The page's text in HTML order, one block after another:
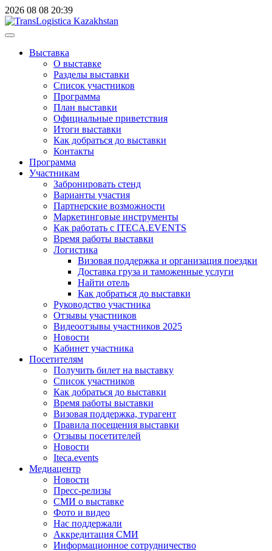
2026 08 08 20:39
Выставка
О выставке
Разделы выставки
Список участников
Программа
План выставки
Официальные приветствия
Итоги выставки
Как добраться до выставки
Контакты
Программа
Участникам
Забронировать стенд
Варианты участия
Партнерские возможности
Маркетинговые инструменты
Как работать с ITECA.EVENTS
Время работы выставки
Логистика
Визовая поддержка и организация поездки
Доставка груза и таможенные услуги
Найти отель
Как добраться до выставки
Руководство участника
Отзывы участников
Видеоотзывы участников 2025
Новости
Кабинет участника
Посетителям
Получить билет на выставку
Список участников
Как добраться до выставки
Время работы выставки
Визовая поддержка, турагент
Правила посещения выставки
Отзывы посетителей
Новости
Iteca.events
Медиацентр
Новости
Пресс-релизы
СМИ о выставке
Фото и видео
Нас поддержали
Аккредитация СМИ
Информационное сотрудничество